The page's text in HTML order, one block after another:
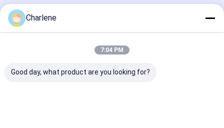
Prodotti Raccomandati
Charlene
7:04 PM
Good day, what product are you looking for?